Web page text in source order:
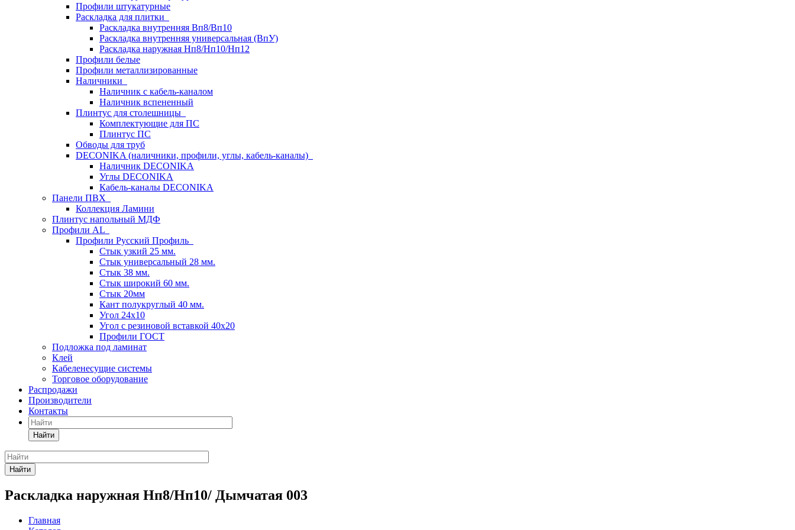
Профили штукатурные
Раскладка для плитки
Раскладка внутренняя Вп8/Вп10
Раскладка внутренняя универсальная (ВпУ)
Раскладка наружная Нп8/Нп10/Нп12
Профили белые
Профили металлизированные
Наличники
Наличник с кабель-каналом
Наличник вспененный
Плинтус для столешницы
Комплектующие для ПС
Плинтус ПС
Обводы для труб
DECONIKA (наличники, профили, углы, кабель-каналы)
Наличник DECONIKA
Углы DECONIKA
Кабель-каналы DECONIKA
Панели ПВХ
Коллекция Ламини
Плинтус напольный МДФ
Профили AL
Профили Русский Профиль
Стык узкий 25 мм.
Стык универсальный 28 мм.
Стык 38 мм.
Стык широкий 60 мм.
Стык 20мм
Кант полукруглый 40 мм.
Угол 24х10
Угол с резиновой вставкой 40х20
Профили ГОСТ
Подложка под ламинат
Клей
Кабеленесущие системы
Торговое оборудование
Распродажи
Производители
Контакты
Найти
Найти
Раскладка наружная Нп8/Нп10/ Дымчатая 003
Главная